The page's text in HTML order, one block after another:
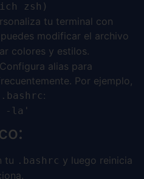
zsh)
tu terminal con
puedes modificar el archivo
colores y estilos.
alias para
Por ejemplo,
.bashrc :
-la'
tu .bashrc y luego reinicia